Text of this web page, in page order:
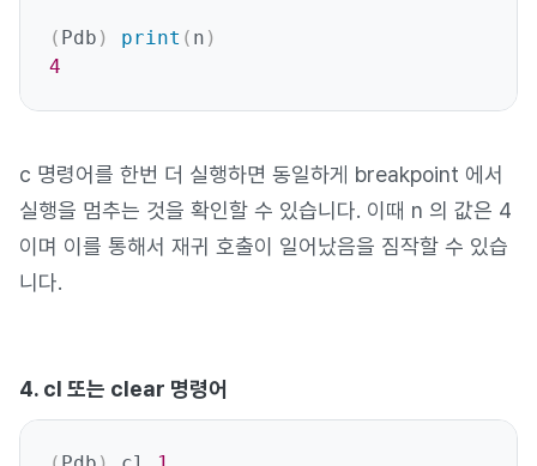
( Pdb ) print ( n )
4
c 명령어를 한번 더 실행하면 동일하게 breakpoint 에서
실행을 멈추는 것을 확인할 수 있습니다. 이때 n 의 값은 4
이며 이를 통해서 재귀 호출이 일어났음을 짐작할 수 있습
니다.
4. cl 또는 clear 명령어